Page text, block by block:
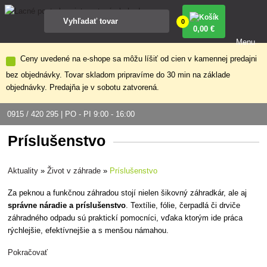
Ceny uvedené na e-shope sa môžu líšiť od cien v kamennej predajni
bez objednávky. Tovar skladom pripravíme do 30 min na základe
objednávky. Predajňa je v sobotu zatvorená.
0915 / 420 295 | PO - PI 9:00 - 16:00
0
0,00 €
Menu
Príslušenstvo
Aktuality »Život v záhrade » Príslušenstvo
Za peknou a funkčnou záhradou stojí nielen šikovný záhradkár, ale aj
správne náradie a príslušenstvo . Textílie, fólie, čerpadlá či drviče
záhradného odpadu sú praktickí pomocníci, vďaka ktorým ide práca
rýchlejšie, efektívnejšie a s menšou námahou.
Pokračovať